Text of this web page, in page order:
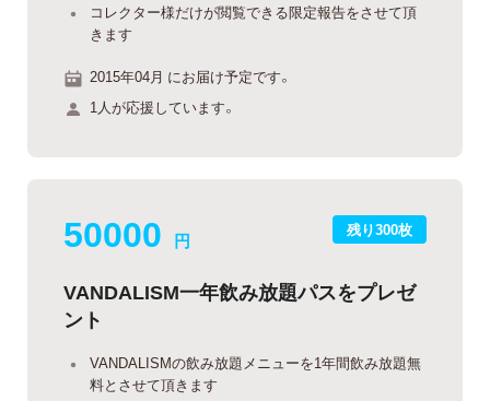
コレクター様だけが閲覧できる限定報告をさせて頂
きます
2015年04月 にお届け予定です。
1人が応援しています。
残り300枚
50000 円
VANDALISM一年飲み放題パスをプレゼ
ント
VANDALISMの飲み放題メニューを1年間飲み放題無
料とさせて頂きます